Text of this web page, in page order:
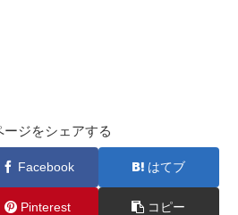
ージをシェアする
Facebook はてブ
Pinterest コピー